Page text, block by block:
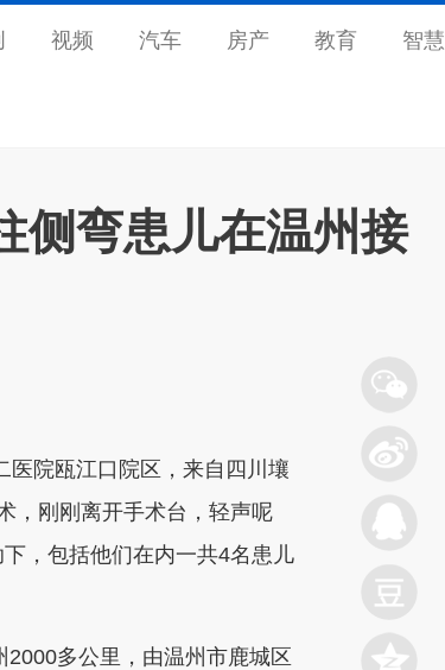
视频 汽车 房产 教育 智慧
侧弯患儿在温州接
院瓯江口院区，来自四川壤
，刚刚离开手术台，轻声呢
，包括他们在内一共4名患儿
多公里，由温州市鹿城区